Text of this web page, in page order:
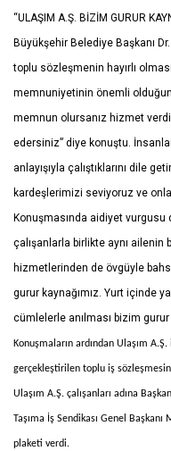
DOKUNUYORUZ”
“ULAŞIM A.Ş. BİZİM GURUR
Büyükşehir Belediye Başkanı
toplu sözleşmenin hayırlı
memnuniyetinin önemli
memnun olursanız hizmet
edersiniz” diye konuştu.
anlayışıyla çalıştıklarını dile
kardeşlerimizi seviyoruz ve
Konuşmasında aidiyet vurgusu
çalışanlarla birlikte aynı ailenin
hizmetlerinden de övgüyle
gurur kaynağımız. Yurt içinde
cümlelerle anılması bizim
Konuşmaların ardından Ulaşım A.Ş.
gerçekleştirilen toplu iş
Ulaşım A.Ş. çalışanları adına
Taşıma İş Sendikası Genel
plaketi verdi.